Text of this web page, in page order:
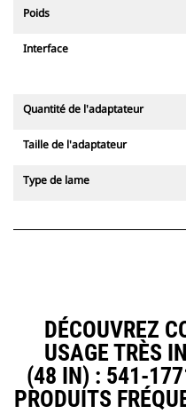
le
CW
Poids
Interface
Quantité de l'adaptateur
Taille de l'adaptateur
Type de lame
DÉCOUVREZ
USAGE TRÈS
(48 IN) : 541-
PRODUITS